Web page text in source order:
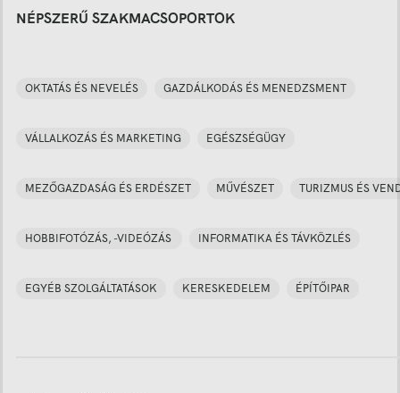
NÉPSZERŰ SZAKMACSOPORTOK
OKTATÁS ÉS NEVELÉS GAZDÁLKODÁS ÉS MENEDZSMENT
VÁLLALKOZÁS ÉS MARKETING EGÉSZSÉGÜGY
MEZŐGAZDASÁG ÉS ERDÉSZET MŰVÉSZET TURIZMUS ÉS
HOBBIFOTÓZÁS, -VIDEÓZÁS INFORMATIKA ÉS TÁVKÖZLÉS
EGYÉB SZOLGÁLTATÁSOK KERESKEDELEM ÉPÍTŐIPAR